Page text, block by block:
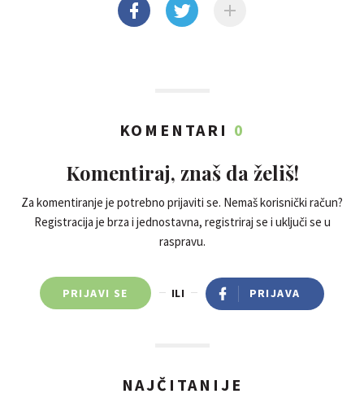
KOMENTARI 0
Komentiraj, znaš da želiš!
Za komentiranje je potrebno prijaviti se. Nemaš korisnički račun?
Registracija je brza i jednostavna, registriraj se i uključi se u
raspravu.
PRIJAVI SE ILI PRIJAVA
NAJČITANIJE